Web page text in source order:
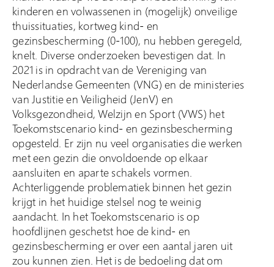
kinderen en volwassenen in (mogelijk) onveilige
thuissituaties, kortweg kind- en
gezinsbescherming (0-100), nu hebben geregeld,
knelt. Diverse onderzoeken bevestigen dat. In
2021 is in opdracht van de Vereniging van
Nederlandse Gemeenten (VNG) en de ministeries
van Justitie en Veiligheid (JenV) en
Volksgezondheid, Welzijn en Sport (VWS) het
Toekomstscenario kind- en gezinsbescherming
opgesteld. Er zijn nu veel organisaties die werken
met een gezin die onvoldoende op elkaar
aansluiten en aparte schakels vormen.
Achterliggende problematiek binnen het gezin
krijgt in het huidige stelsel nog te weinig
aandacht. In het Toekomstscenario is op
hoofdlijnen geschetst hoe de kind- en
gezinsbescherming er over een aantal jaren uit
zou kunnen zien. Het is de bedoeling dat om